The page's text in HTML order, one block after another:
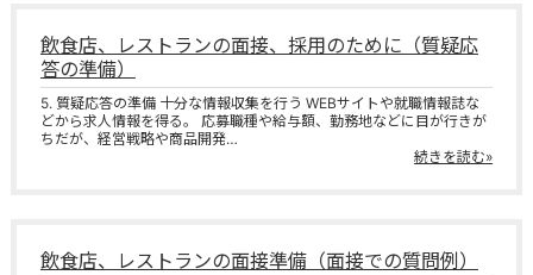
飲食店、レストランの面接、採用のために（質疑応
答の準備）
5. 質疑応答の準備 十分な情報収集を行う WEBサイトや就職情報誌な
どから求人情報を得る。 応募職種や給与額、勤務地などに目が行きが
ちだが、経営戦略や商品開発…
続きを読む»
飲食店、レストランの面接準備（面接での質問例）